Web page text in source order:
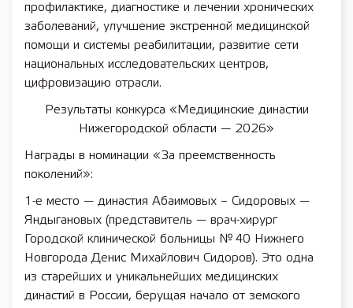
профилактике, диагностике и лечении хронических
заболеваний, улучшение экстренной медицинской
помощи и системы реабилитации, развитие сети
национальных исследовательских центров,
цифровизацию отрасли.
Результаты конкурса «Медицинские династии
Нижегородской области — 2026»
Награды в номинации «За преемственность
поколений»:
1-е место — династия Абаимовых – Сидоровых —
Яндыгановых (представитель — врач-хирург
Городской клинической больницы № 40 Нижнего
Новгорода Денис Михайлович Сидоров). Это одна
из старейших и уникальнейших медицинских
династий в России, берущая начало от земского